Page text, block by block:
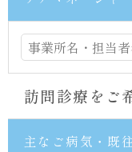
訪問診療をご
主なご病気・既